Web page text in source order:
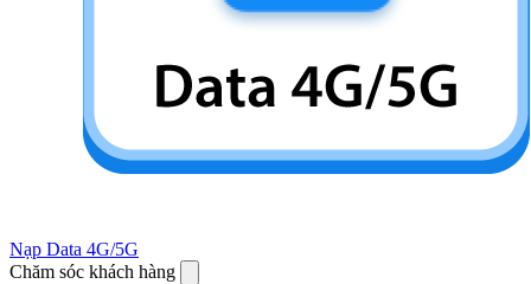
Nạp Data 4G/5G
Chăm sóc khách hàng